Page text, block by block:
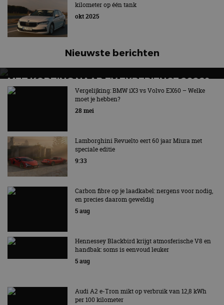
kilometer op één tank
okt 2025
Nieuwste berichten
MET KORTING NAAR EV EXPERIENCE 2026?
AUTORAI REGELT HET!
EV Experience 2026 van 24 tot 26 september
Vergelijking: BMW iX3 vs Volvo EX60 – Welke
moet je hebben?
28 mei
Lamborghini Revuelto eert 60 jaar Miura met
speciale editie
9:33
Carbon fibre op je laadkabel: nergens voor nodig,
en precies daarom geweldig
5 aug
Hennessey Blackbird krijgt atmosferische V8 en
handbak: soms is eenvoud leuker
5 aug
Audi A2 e-Tron mikt op verbruik van 12,8 kWh
per 100 kilometer